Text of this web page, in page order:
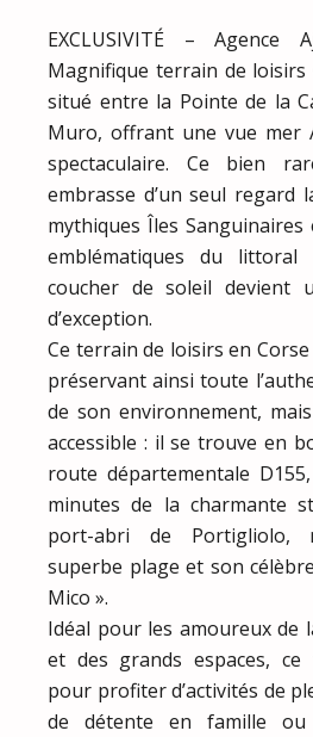
EXCLUSIVITÉ – Agence
Magnifique terrain de loisirs
situé entre la Pointe de la
Muro, offrant une vue mer
spectaculaire. Ce bien
embrasse d’un seul regard
mythiques Îles
emblématiques du littoral
coucher de soleil devient
d’exception.
Ce terrain de loisirs en
préservant ainsi toute
de son environnement,
accessible : il se trouve en
route départementale
minutes de la charmante
port-abri de Portigliolo,
superbe plage et son
Mico ».
Idéal pour les amoureux de
et des grands espaces,
pour profiter d’activités de
de détente en famille ou